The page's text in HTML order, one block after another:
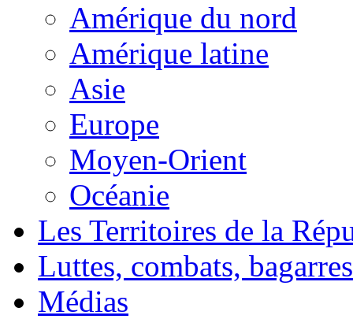
Amérique du nord
Amérique latine
Asie
Europe
Moyen-Orient
Océanie
Les Territoires de la
Luttes, combats, bagarres
Médias